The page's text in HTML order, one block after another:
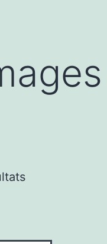
Trié